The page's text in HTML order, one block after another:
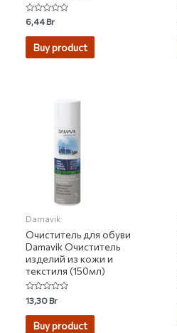
Rated
0
out
6,44Br
Buy product
Damavik
Очиститель для обуви
Damavik Очиститель
изделий из кожи и
текстиля (150мл)
Rated
0
out
13,30Br
Buy product